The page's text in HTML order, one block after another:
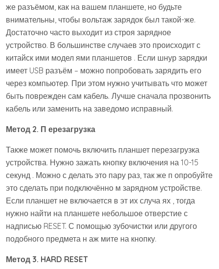
же разъёмом, как на вашем планшете, но будьте
внимательны, чтобы вольтаж зарядок был такой-же.
Достаточно часто выходит из строя зарядное
устройство. В большинстве случаев это происходит с
китайск ими модел ями планшетов . Если шнур зарядки
имеет USB разъём – можно попробовать зарядить его
через компьютер. При этом нужно учитывать что может
быть поврежден сам кабель. Лучше сначала прозвонить
кабель или заменить на заведомо исправный.
Метод 2. П ерезагрузка
Также может помочь включить планшет перезагрузка
устройства. Нужно зажать кнопку включения на 10-15
секунд . Можно с делать это пару раз, так же п опробуйте
это сделать при подключённо м зарядном устройстве.
Если планшет не включается в эт их случа ях , тогда
нужно найти на планшете небольшое отверстие с
надписью RESET. С помощью зубочистки или другого
подобного предмета н аж мите на кнопку.
Метод 3. HARD RESET